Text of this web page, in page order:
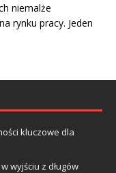
niemalże
rynku pracy. Jeden
kluczowe dla
wyjściu z długów